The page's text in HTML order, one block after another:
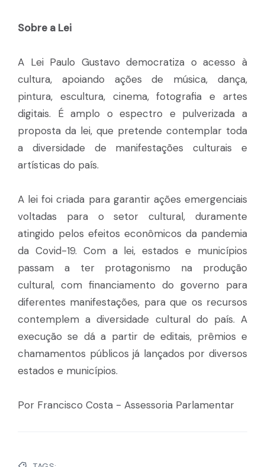
Sobre a Lei
A Lei Paulo Gustavo democratiza o acesso à
cultura, apoiando ações de música, dança,
pintura, escultura, cinema, fotografia e artes
digitais. É amplo o espectro e pulverizada a
proposta da lei, que pretende contemplar toda
a diversidade de manifestações culturais e
artísticas do país.
A lei foi criada para garantir ações emergenciais
voltadas para o setor cultural, duramente
atingido pelos efeitos econômicos da pandemia
da Covid-19. Com a lei, estados e municípios
passam a ter protagonismo na produção
cultural, com financiamento do governo para
diferentes manifestações, para que os recursos
contemplem a diversidade cultural do país. A
execução se dá a partir de editais, prêmios e
chamamentos públicos já lançados por diversos
estados e municípios.
Por Francisco Costa - Assessoria Parlamentar